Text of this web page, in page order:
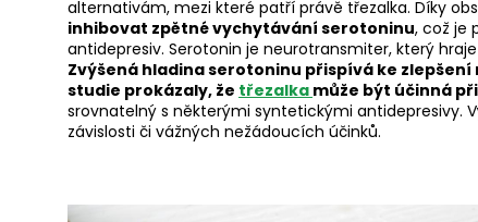
alternativám, mezi které patří právě třezalka. Díky
inhibovat zpětné vychytávání serotoninu, což je
antidepresiv. Serotonin je neurotransmiter, který
Zvýšená hladina serotoninu přispívá ke
studie prokázaly, že třezalka může být účinná
srovnatelný s některými syntetickými antidepresivy.
závislosti či vážných nežádoucích účinků.